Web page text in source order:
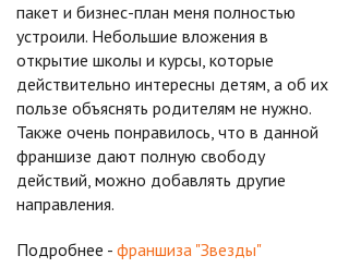
пакет и бизнес-план меня полностью
устроили. Небольшие вложения в
открытие школы и курсы, которые
действительно интересны детям, а об их
пользе объяснять родителям не нужно.
Также очень понравилось, что в данной
франшизе дают полную свободу
действий, можно добавлять другие
направления.
Подробнее - франшиза "Звезды"